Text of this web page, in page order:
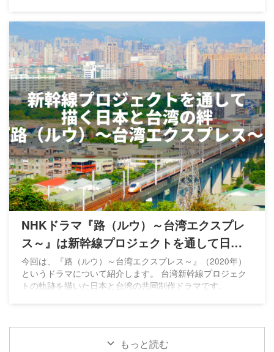
NHKドラマ『路（ルウ）～台湾エクスプレ
ス～』は新幹線プロジェクトを通して日台
の絆を描く
今回は、『路（ルウ）～台湾エクスプレス～』（2020年）
というドラマについて紹介します。 台湾新幹線プロジェク
トの軌跡を描いた日本と台湾の共同制作ドラマです。
もっと読む